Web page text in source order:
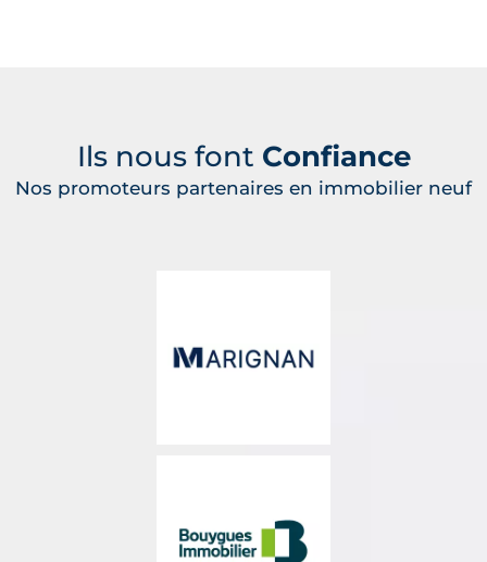
Ils nous font Confiance
Nos promoteurs partenaires en immobilier neuf